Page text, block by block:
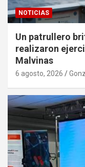
NOTICIAS
Un patrullero
realizaron
Malvinas
6 agosto, 2026